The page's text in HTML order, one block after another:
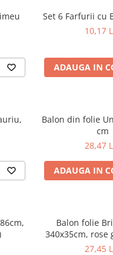
Set 6 Farfurii cu
10,17
ADAUGA IN
Balon din folie
cm
28,47
ADAUGA IN
Balon folie
340x35cm, rose
27,45